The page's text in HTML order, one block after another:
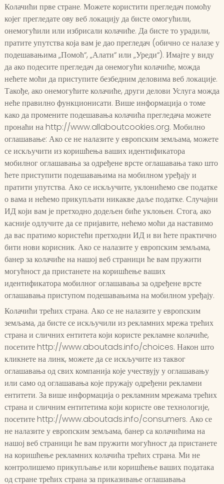
Колачићи прве стране. Можете користити прегледач помоћу
којег прегледате ову веб локацију да бисте омогућили,
онемогућили или избрисали колачиће. Да бисте то урадили,
пратите упутства која вам је дао прегледач (обично се налазе у
подешавањима „Помоћ“, „Алати“ или „Уреди“). Имајте у виду
да ако подесите прегледач да онемогући колачиће, можда
нећете моћи да приступите безбедним деловима веб локације.
Такође, ако онемогућите колачиће, други делови Услуга можда
неће правилно функционисати. Више информација о томе
како да промените подешавања колачића прегледача можете
пронаћи на http://www.allaboutcookies.org. Мобилно
оглашавање: Ако се не налазите у европским земљама, можете
се искључити из коришћења ваших идентификатора
мобилног оглашавања за одређене врсте оглашавања тако што
ћете приступити подешавањима на мобилном уређају и
пратити упутства. Ако се искључите, уклонићемо све податке
о вама и нећемо прикупљати никакве даље податке. Случајни
ИД који вам је претходно додељен биће уклоњен. Стога, ако
касније одлучите да се пријавите, нећемо моћи да наставимо
да вас пратимо користећи претходни ИД и ви ћете практично
бити нови корисник. Ако се налазите у европским земљама,
банер за колачиће на нашој веб страници ће вам пружити
могућност да пристанете на коришћење ваших
идентификатора мобилног оглашавања за одређене врсте
оглашавања приступом подешавањима на мобилном уређају.
Колачићи трећих страна. Ако се не налазите у европским
земљама, да бисте се искључили из рекламних мрежа трећих
страна и сличних ентитета који користе рекламне колачиће,
посетите http://www.aboutads.info/choices. Након што
кликнете на линк, можете да се искључите из таквог
оглашавања од свих компанија које учествују у оглашавању
или само од оглашавања које пружају одређени рекламни
ентитети. За више информација о рекламним мрежама трећих
страна и сличним ентитетима који користе ове технологије,
посетите http://www.aboutads.info/consumers. Ако се
не налазите у европским земљама, банер са колачићима на
нашој веб страници ће вам пружити могућност да пристанете
на коришћење рекламних колачића трећих страна. Ми не
контролишемо прикупљање или коришћење ваших података
од стране трећих страна за приказивање оглашавања